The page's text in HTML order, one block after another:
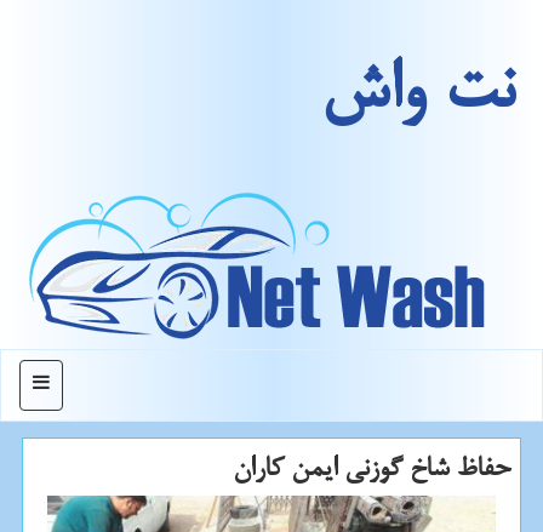
نت واش
منو
حفاظ شاخ گوزنی ایمن كاران